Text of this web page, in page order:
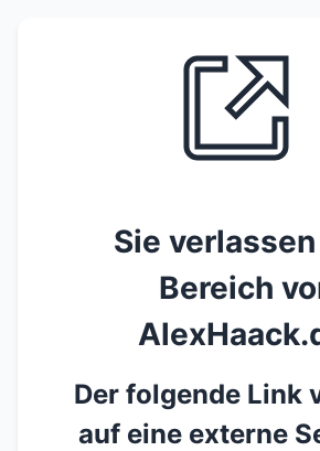
Sie
Bereich
Der folgende Link
auf eine externe